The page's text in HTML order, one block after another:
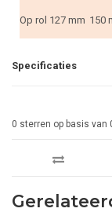
Op rol 127 mm 150
Specificaties
0 sterren op basis van